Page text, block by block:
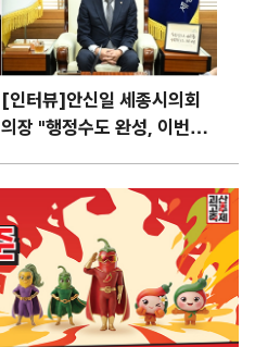
[인터뷰]안신일 세종시의회
의장 "행정수도 완성, 이번엔